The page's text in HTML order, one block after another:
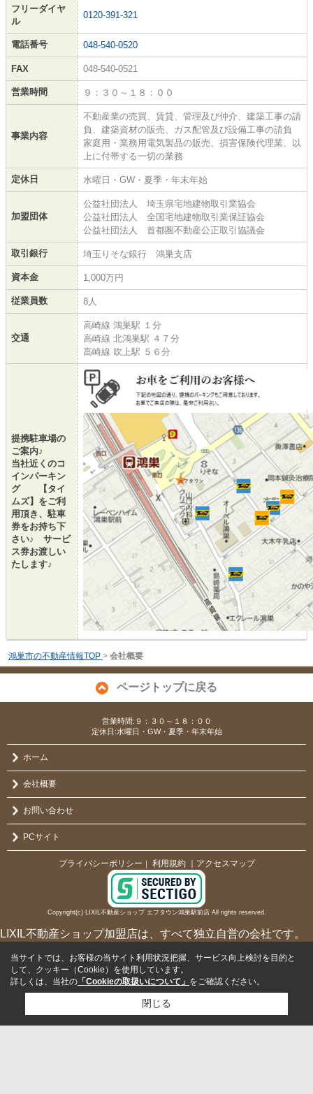
フリーダイヤ
ル
0120-391-321
電話番号 048-540-0520
FAX 048-540-0521
営業時間 ９：３０～１８：００
事業内容
不動産業の売買、賃貸、管理及び仲介、建築工事の請
負、建築資材の販売、ガス配管及び設備工事の請負
家庭用・業務用電気製品の販売、損害保険代理業、以
上に付帯する一切の業務
定休日 水曜日・GW・夏季・年末年始
加盟団体
公益社団法人 埼玉県宅地建物取引業協会
公益社団法人 全国宅地建物取引業保証協会
公益社団法人 首都圏不動産公正取引協議会
取引銀行 埼玉りそな銀行 鴻巣支店
資本金 1,000万円
従業員数 8人
交通
高崎線 鴻巣駅 １分
高崎線 北鴻巣駅 ４７分
高崎線 吹上駅 ５６分
提携駐車場の
ご案内♪
当社近くのコ
インパーキン
グ 【タイ
ムズ】をご利
用頂き、駐車
券をお持ち下
さい♪ サービ
ス券お渡しい
たします♪
鴻巣市の不動産情報TOP > 会社概要
ページトップに戻る
営業時間:９：３０～１８：００
定休日:水曜日・GW・夏季・年末年始
ホーム
会社概要
お問い合わせ
PCサイト
プライバシーポリシー ｜ 利用規約 ｜アクセスマップ
Copyright(c) LIXIL不動産ショップ エフタウン鴻巣駅前店 All rights reserved.
LIXIL不動産ショップ加盟店は、すべて独立自営の会社です。
当サイトでは、お客様の当サイト利用状況把握、サービス向上検討を目的と
して、クッキー（Cookie）を使用しています。
詳しくは、当社の 「Cookieの取扱いについて」 をご確認ください。
閉じる